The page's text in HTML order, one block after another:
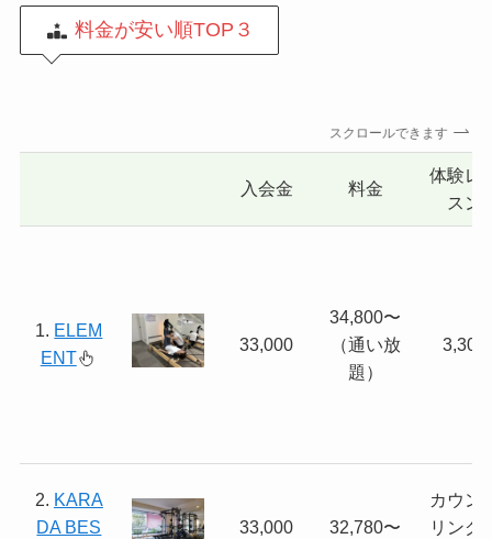
料金が安い順TOP３
スクロールできます
入会金 料金
体験レ
スン
1. ELEM
ENT
33,000
34,800〜
（通い放
題）
3,300
2. KARA
DA BES
33,000 32,780〜
カウン
リング